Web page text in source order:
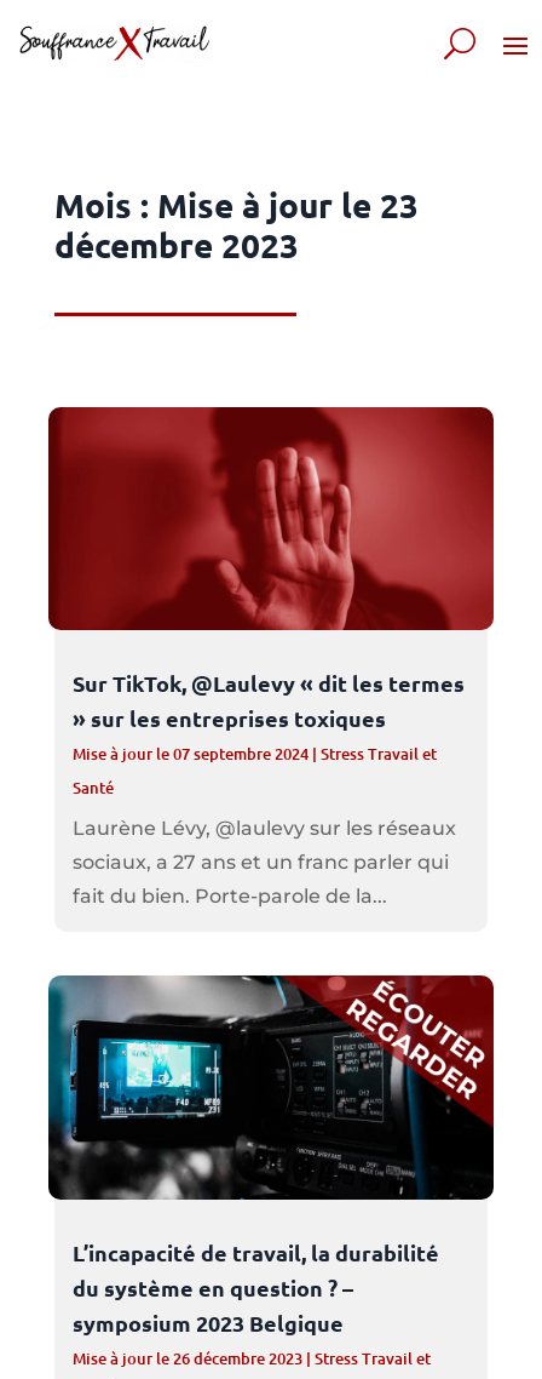
Mois : Mise à jour le 23
décembre 2023
Sur TikTok, @Laulevy « dit les termes
» sur les entreprises toxiques
Mise à jour le 07 septembre 2024| Stress Travail et
Santé
Laurène Lévy, @laulevy sur les réseaux
sociaux, a 27 ans et un franc parler qui
fait du bien. Porte-parole de la...
L’incapacité de travail, la durabilité
du système en question ? –
symposium 2023 Belgique
Mise à jour le 26 décembre 2023| Stress Travail et